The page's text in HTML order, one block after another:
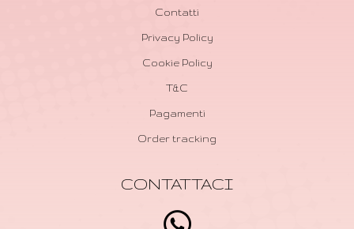
Contatti
Privacy Policy
Cookie Policy
T&C
Pagamenti
Order tracking
CONTATTACI